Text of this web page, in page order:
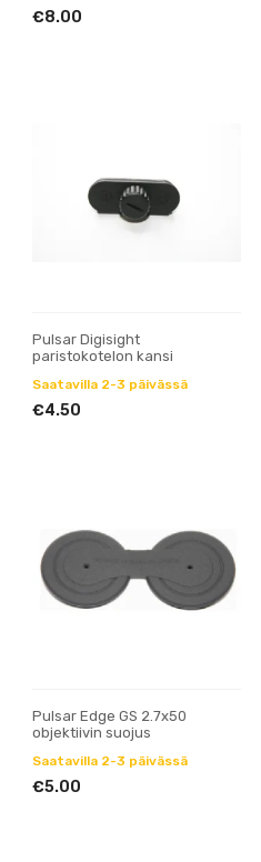
€8.00
Pulsar Digisight
paristokotelon kansi
Saatavilla 2-3 päivässä
€4.50
Pulsar Edge GS 2.7x50
objektiivin suojus
Saatavilla 2-3 päivässä
€5.00